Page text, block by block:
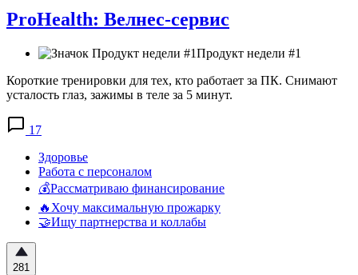
ProHealth: Велнес-сервис
Продукт недели #1
Короткие тренировки для тех, кто работает за ПК. Снимают
усталость глаз, зажимы в теле за 5 минут.
17
Здоровье
Работа с персоналом
💰Рассматриваю финансирование
🔥Хочу максимальную прожарку
🤝Ищу партнерства и коллабы
281